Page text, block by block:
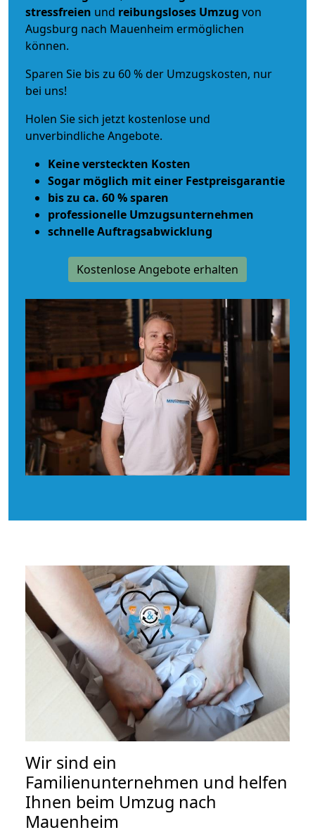
stressfreien und reibungsloses Umzug von
Augsburg nach Mauenheim ermöglichen
können.
Sparen Sie bis zu 60 % der Umzugskosten, nur
bei uns!
Holen Sie sich jetzt kostenlose und
unverbindliche Angebote.
Keine versteckten Kosten
Sogar möglich mit einer Festpreisgarantie
bis zu ca. 60 % sparen
professionelle Umzugsunternehmen
schnelle Auftragsabwicklung
Kostenlose Angebote erhalten
Wir sind ein
Familienunternehmen und helfen
Ihnen beim Umzug nach
Mauenheim